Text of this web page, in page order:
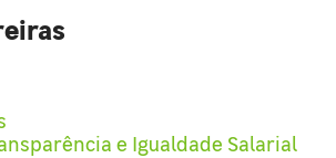
e Igualdade Salarial